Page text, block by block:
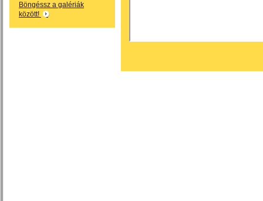
Böngéssz a galériák
között!